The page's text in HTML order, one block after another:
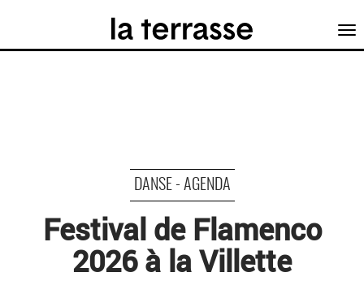
DANSE - AGENDA
Festival de Flamenco
2026 à la Villette